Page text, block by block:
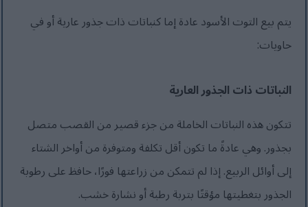
يتم بيع التوت الأسود عادة إما كنباتات ذات جذور عارية أو في
حاويات:
النباتات ذات الجذور العارية
تتكون هذه النباتات الخاملة من جزء قصير من القصب متصل
بجذور. وهي عادةً ما تكون أقل تكلفة ومتوفرة من أواخر الشتاء
إلى أوائل الربيع. إذا لم تتمكن من زراعتها فورًا، حافظ على رطوبة
الجذور بتغطيتها مؤقتًا بتربة رطبة أو نشارة خشب.